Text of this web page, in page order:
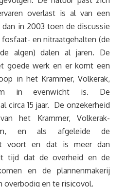
overlast is al van een
in 2003 toen de discussie
en nitraatgehalten (de
algen) dalen al jaren. De
goede werk en er komt een
in het Krammer, Volkerak,
in evenwicht is. De
circa 15 jaar. De onzekerheid
het Krammer, Volkerak-
en als afgeleide de
voort en dat is meer dan
tijd dat de overheid en de
en de plannenmakerij
overbodig en te risicovol.